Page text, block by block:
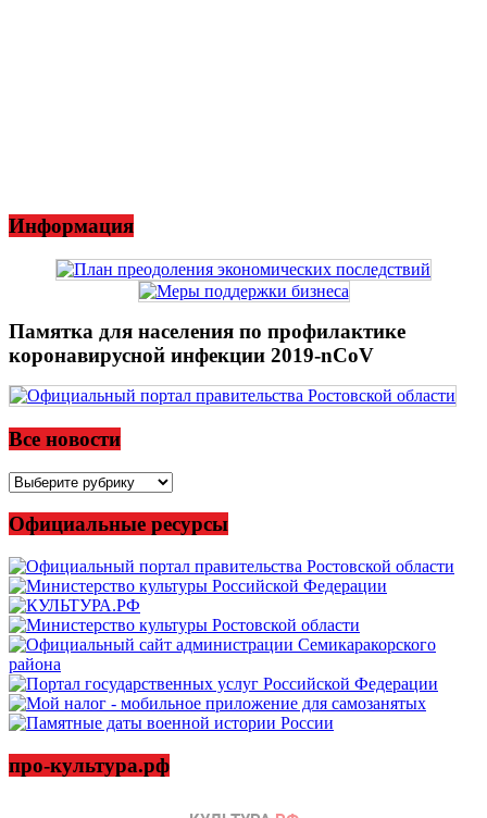
Информация
Памятка для населения по профилактике
коронавирусной инфекции 2019-nCoV
Все новости
Все
Официальные ресурсы
про-культура.рф